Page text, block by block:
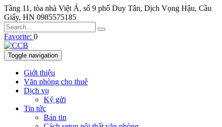
Tầng 11, tòa nhà Việt Á, số 9 phố Duy Tân, Dịch Vọng Hậu, Cầu
Giấy, HN 0985575185
Favorite: 0
Toggle navigation
Giới thiệu
Văn phòng cho thuê
Dịch vụ
Ký gửi
Tin tức
Bản tin